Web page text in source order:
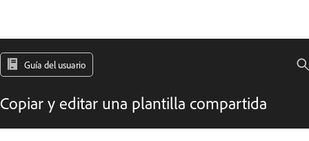
Guía del usuario
Copiar y editar una plantilla compartida